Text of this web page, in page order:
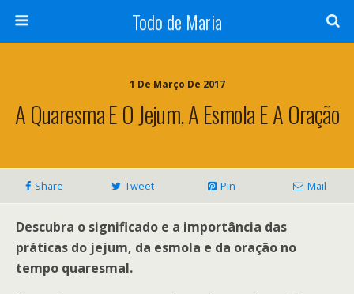
Todo de Maria
1 De Março De 2017
A Quaresma E O Jejum, A Esmola E A Oração
Share Tweet Pin Mail
Descubra o significado e a importância das
práticas do jejum, da esmola e da oração no
tempo quaresmal.